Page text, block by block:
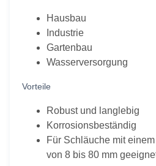
Hausbau
Industrie
Gartenbau
Wasserversorgung
Vorteile
Robust und langlebig
Korrosionsbeständig
Für Schläuche mit
von 8 bis 80 mm